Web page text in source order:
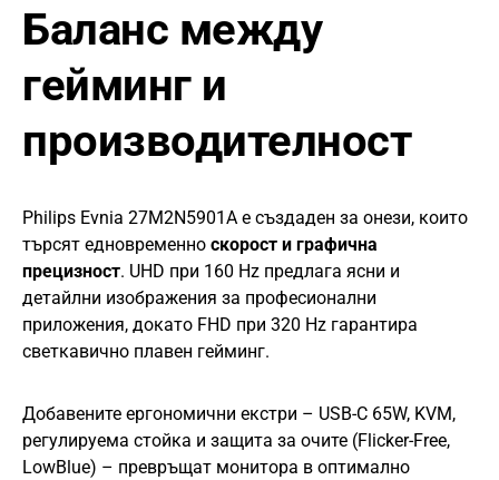
Баланс между
гейминг и
производителност
Philips Evnia 27M2N5901A е създаден за онези, които
търсят едновременно скорост и графична
прецизност. UHD при 160 Hz предлага ясни и
детайлни изображения за професионални
приложения, докато FHD при 320 Hz гарантира
светкавично плавен гейминг.
Добавените ергономични екстри – USB-C 65W, KVM,
регулируема стойка и защита за очите (Flicker-Free,
LowBlue) – превръщат монитора в оптимално